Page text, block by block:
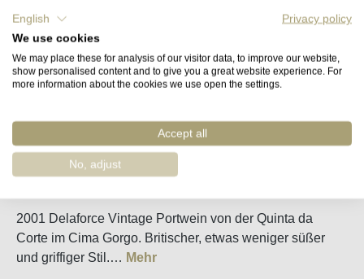
Sofort verfügbar, Lieferzeit (DE): 2-5 Tage
Produkt Anzahl: Gib den gewünschten
In den Warenkorb
2001 Delaforce Vintage Portwein von der Quinta da
Corte im Cima Gorgo. Britischer, etwas weniger süßer
und griffiger Stil.… Mehr
English
Privacy policy
We use cookies
We may place these for analysis of our visitor data, to improve our website,
show personalised content and to give you a great website experience. For
more information about the cookies we use open the settings.
Accept all
No, adjust